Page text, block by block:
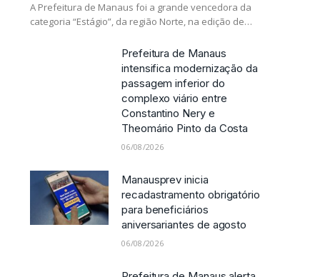
A Prefeitura de Manaus foi a grande vencedora da
categoria “Estágio”, da região Norte, na edição de…
Prefeitura de Manaus
intensifica modernização da
passagem inferior do
complexo viário entre
Constantino Nery e
Theomário Pinto da Costa
06/08/2026
Manausprev inicia
recadastramento obrigatório
para beneficiários
aniversariantes de agosto
06/08/2026